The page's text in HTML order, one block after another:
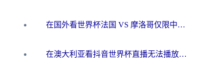
在国外看世界杯法国 VS 摩洛哥仅限中国大陆？别让地域限制拦下你的欢呼
在澳大利亚看抖音世界杯直播无法播放？海外党体育观赛终极指南来了！